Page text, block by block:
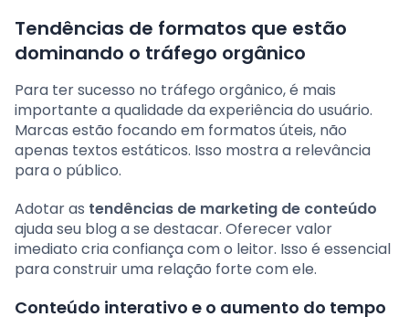
Tendências de formatos que estão
dominando o tráfego orgânico
Para ter sucesso no tráfego orgânico, é mais
importante a qualidade da experiência do usuário.
Marcas estão focando em formatos úteis, não
apenas textos estáticos. Isso mostra a relevância
para o público.
Adotar as tendências de marketing de conteúdo
ajuda seu blog a se destacar. Oferecer valor
imediato cria confiança com o leitor. Isso é essencial
para construir uma relação forte com ele.
Conteúdo interativo e o aumento do tempo